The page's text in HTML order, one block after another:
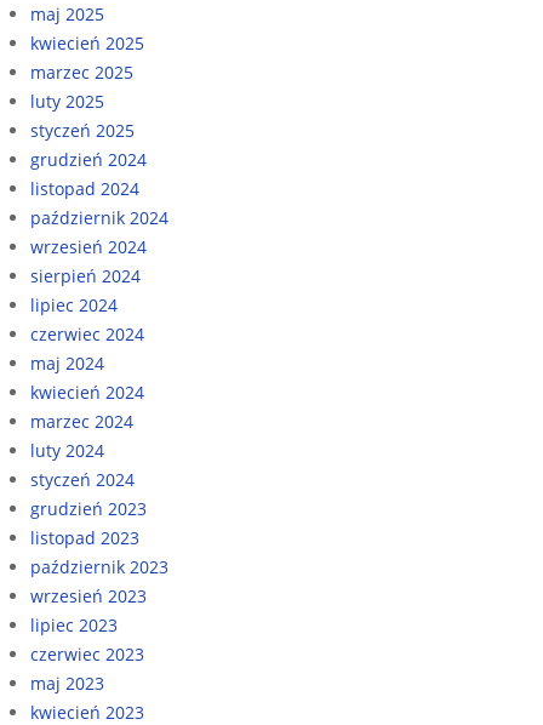
maj 2025
kwiecień 2025
marzec 2025
luty 2025
styczeń 2025
grudzień 2024
listopad 2024
październik 2024
wrzesień 2024
sierpień 2024
lipiec 2024
czerwiec 2024
maj 2024
kwiecień 2024
marzec 2024
luty 2024
styczeń 2024
grudzień 2023
listopad 2023
październik 2023
wrzesień 2023
lipiec 2023
czerwiec 2023
maj 2023
kwiecień 2023